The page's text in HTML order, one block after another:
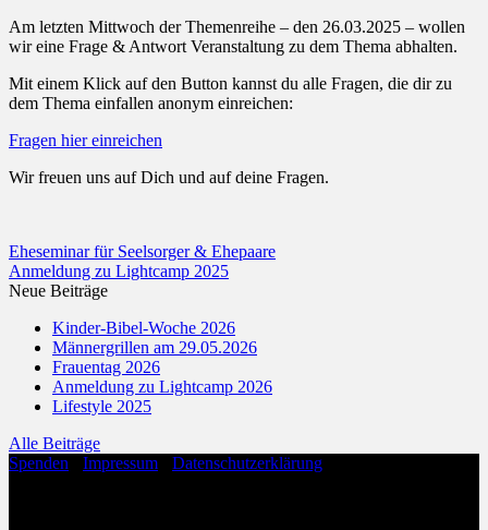
Am letzten Mittwoch der Themenreihe – den 26.03.2025 – wollen
wir eine Frage & Antwort Veranstaltung zu dem Thema abhalten.
Mit einem Klick auf den Button kannst du alle Fragen, die dir zu
dem Thema einfallen anonym einreichen:
Fragen hier einreichen
Wir freuen uns auf Dich und auf deine Fragen.
Eheseminar für Seelsorger & Ehepaare
Anmeldung zu Lightcamp 2025
Neue Beiträge
Kinder-Bibel-Woche 2026
Männergrillen am 29.05.2026
Frauentag 2026
Anmeldung zu Lightcamp 2026
Lifestyle 2025
Alle Beiträge
Spenden
Impressum
Datenschutzerklärung